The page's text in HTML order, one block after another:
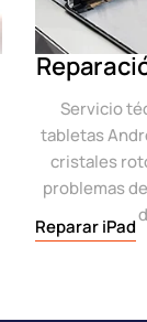
Servicio
tabletas
cristales
problemas
Reparar iPad